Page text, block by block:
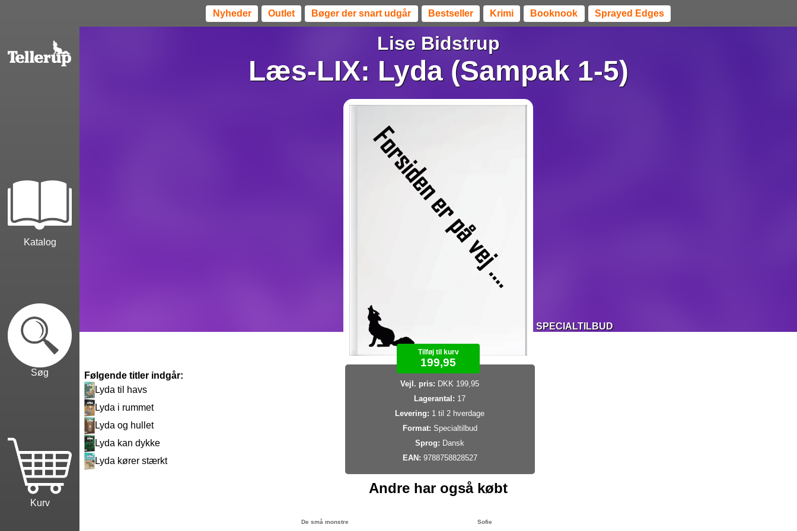
Nyheder Outlet Bøger der snart udgår Bestseller Krimi Booknook Sprayed Edges
Katalog
Søg
Kurv
Lise Bidstrup
Læs-LIX: Lyda (Sampak 1-5)
SPECIALTILBUD
Tilføj til kurv
199,95
Vejl. pris: DKK 199,95
Lagerantal: 17
Levering: 1 til 2 hverdage
Format: Specialtilbud
Sprog: Dansk
EAN: 9788758828527
Følgende titler indgår:
Lyda til havs
Lyda i rummet
Lyda og hullet
Lyda kan dykke
Lyda kører stærkt
Andre har også købt
De små monstre Sofie